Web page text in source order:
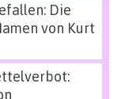
Die
von Kurt